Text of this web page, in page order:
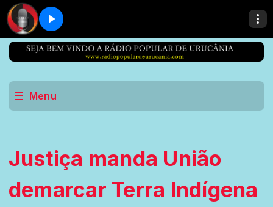
Menu
Justiça manda União
demarcar Terra Indígena